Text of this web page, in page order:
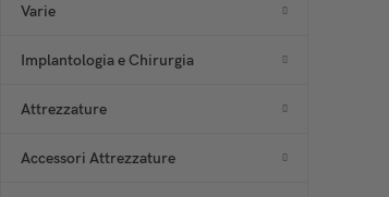
Varie
Implantologia e Chirurgia
Attrezzature
Accessori Attrezzature